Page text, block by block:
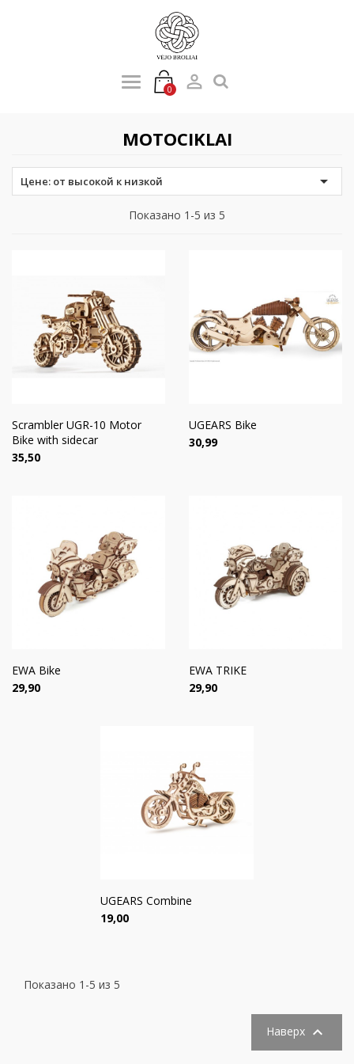
0 
MOTOCIKLAI
Цене: от высокой к низкой 
Показано 1-5 из 5
Scrambler UGR-10 Motor
Bike with sidecar
Цена
35,50
UGEARS Bike
Цена
30,99
EWA Bike
Цена
29,90
EWA TRIKE
Цена
29,90
UGEARS Combine
Цена
19,00
Показано 1-5 из 5
Наверх 